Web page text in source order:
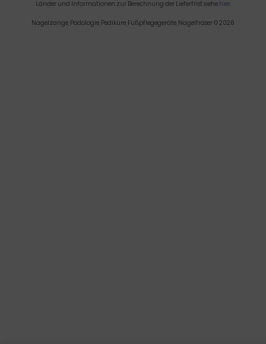
Länder und Informationen zur Berechnung der Lieferfrist siehe hier.
Nagelzange, Podologie, Pediküre, Fußpflegegeräte, Nagelfräser © 2026